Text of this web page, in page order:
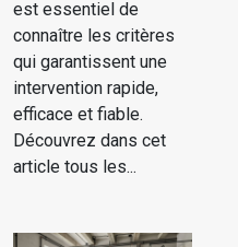
est essentiel de
connaître les critères
qui garantissent une
intervention rapide,
efficace et fiable.
Découvrez dans cet
article tous les...